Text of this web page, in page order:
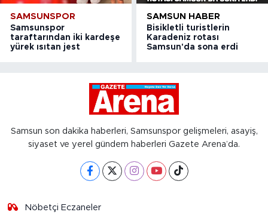
SAMSUNSPOR
Samsunspor
taraftarından iki kardeşe
yürek ısıtan jest
SAMSUN HABER
Bisikletli turistlerin
Karadeniz rotası
Samsun'da sona erdi
Samsun son dakika haberleri, Samsunspor gelişmeleri, asayiş,
siyaset ve yerel gündem haberleri Gazete Arena’da.
Nöbetçi Eczaneler